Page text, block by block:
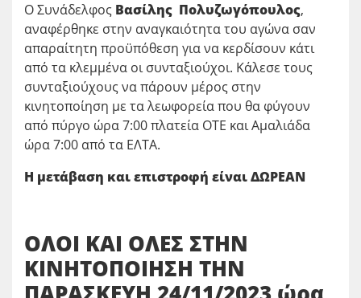
Ο Συνάδελφος Βασίλης Πολυζωγόπουλος,
αναφέρθηκε στην αναγκαιότητα του αγώνα σαν
απαραίτητη προϋπόθεση για να κερδίσουν κάτι
από τα κλεμμένα οι συνταξιούχοι. Κάλεσε τους
συνταξιούχους να πάρουν μέρος στην
κινητοποίηση με τα λεωφορεία που θα φύγουν
από πύργο ώρα 7:00 πλατεία ΟΤΕ και Αμαλιάδα
ώρα 7:00 από τα ΕΛΤΑ.
Η μετάβαση και επιστροφή είναι ΔΩΡΕΑΝ
ΟΛΟΙ ΚΑΙ ΟΛΕΣ ΣΤΗΝ
ΚΙΝΗΤΟΠΟΙΗΣΗ ΤΗΝ